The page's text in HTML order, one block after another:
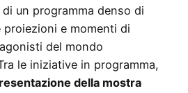
un programma denso di
e momenti di
del mondo
le iniziative in programma,
della mostra